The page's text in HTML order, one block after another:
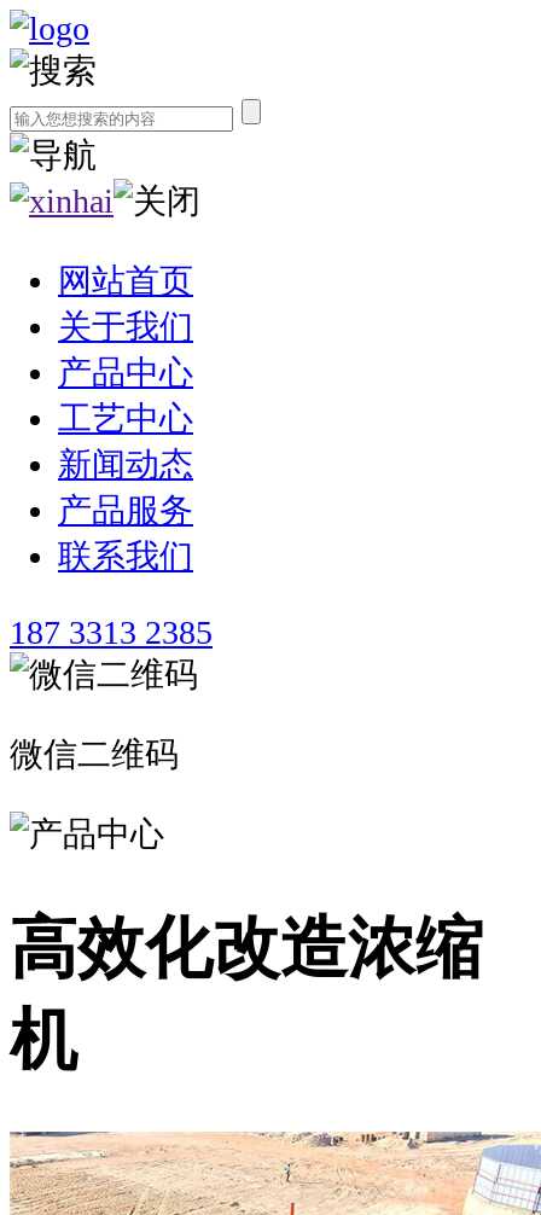
网站首页
关于我们
产品中心
工艺中心
新闻动态
产品服务
联系我们
187 3313 2385
微信二维码
高效化改造浓缩
机